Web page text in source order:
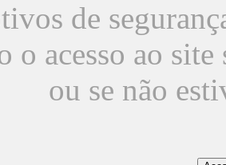
de
o acesso ao
ou se não